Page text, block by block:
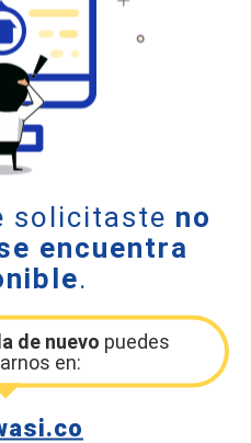
solicitaste no
encuentra
.
de nuevo puedes
en: